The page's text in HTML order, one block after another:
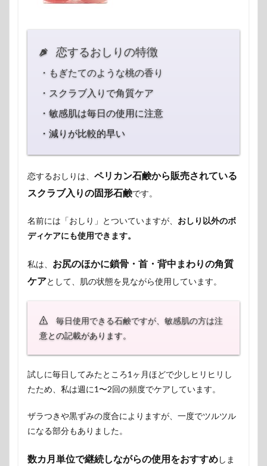
恋するおしりの特徴
・もぎたてのような桃の香り
・スクラブ入りで角質ケア
・敏感肌は毎日の使用に注意
・減りが比較的早い
恋するおしりは、 ペリカン石鹸から販売されている
スクラブ入りの固形石鹸です。
名前には「おしり」とついていますが、 おしり以外のボ
ディケアにも使用できます。
私は、 お尻のほかに鎖骨・首・背中まわりの角質
ケアとして、肌の状態を見ながら使用しています。
毎日使用できる石鹸ですが、敏感肌の方は注
意との記載があります。
試しに毎日してみたところ1ヶ月ほどで少しヒリヒリし
たため、私は週に1〜2回の頻度でケアしています。
ザラつきや黒ずみの度合によりますが、一度でツルツル
になる部分もありました。
数カ月単位で継続しながらの使用をおすすめしま